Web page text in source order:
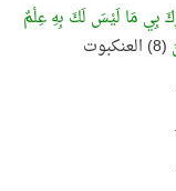
بِي مَا لَيْسَ لَكَ بِهِ عِلْمٌ
(8) العنكبوت